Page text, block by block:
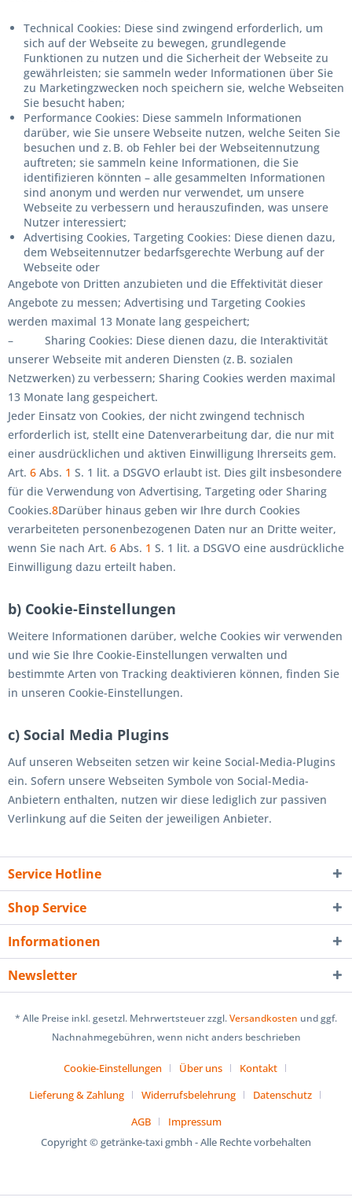
Technical Cookies: Diese sind zwingend erforderlich, um
sich auf der Webseite zu bewegen, grundlegende
Funktionen zu nutzen und die Sicherheit der Webseite zu
gewährleisten; sie sammeln weder Informationen über Sie
zu Marketingzwecken noch speichern sie, welche Webseiten
Sie besucht haben;
Performance Cookies: Diese sammeln Informationen
darüber, wie Sie unsere Webseite nutzen, welche Seiten Sie
besuchen und z. B. ob Fehler bei der Webseitennutzung
auftreten; sie sammeln keine Informationen, die Sie
identifizieren könnten – alle gesammelten Informationen
sind anonym und werden nur verwendet, um unsere
Webseite zu verbessern und herauszufinden, was unsere
Nutzer interessiert;
Advertising Cookies, Targeting Cookies: Diese dienen dazu,
dem Webseitennutzer bedarfsgerechte Werbung auf der
Webseite oder
Angebote von Dritten anzubieten und die Effektivität dieser
Angebote zu messen; Advertising und Targeting Cookies
werden maximal 13 Monate lang gespeichert;
– Sharing Cookies: Diese dienen dazu, die Interaktivität
unserer Webseite mit anderen Diensten (z. B. sozialen
Netzwerken) zu verbessern; Sharing Cookies werden maximal
13 Monate lang gespeichert.
Jeder Einsatz von Cookies, der nicht zwingend technisch
erforderlich ist, stellt eine Datenverarbeitung dar, die nur mit
einer ausdrücklichen und aktiven Einwilligung Ihrerseits gem.
Art. 6 Abs. 1 S. 1 lit. a DSGVO erlaubt ist. Dies gilt insbesondere
für die Verwendung von Advertising, Targeting oder Sharing
Cookies.8Darüber hinaus geben wir Ihre durch Cookies
verarbeiteten personenbezogenen Daten nur an Dritte weiter,
wenn Sie nach Art. 6 Abs. 1 S. 1 lit. a DSGVO eine ausdrückliche
Einwilligung dazu erteilt haben.
b) Cookie-Einstellungen
Weitere Informationen darüber, welche Cookies wir verwenden
und wie Sie Ihre Cookie-Einstellungen verwalten und
bestimmte Arten von Tracking deaktivieren können, finden Sie
in unseren Cookie-Einstellungen.
c) Social Media Plugins
Auf unseren Webseiten setzen wir keine Social-Media-Plugins
ein. Sofern unsere Webseiten Symbole von Social-Media-
Anbietern enthalten, nutzen wir diese lediglich zur passiven
Verlinkung auf die Seiten der jeweiligen Anbieter.
Service Hotline
Shop Service
Informationen
Newsletter
* Alle Preise inkl. gesetzl. Mehrwertsteuer zzgl.Versandkosten und ggf.
Nachnahmegebühren, wenn nicht anders beschrieben
Cookie-Einstellungen Über uns
Kontakt
Lieferung & Zahlung
Widerrufsbelehrung
Datenschutz
AGB
Impressum
Copyright © getränke-taxi gmbh - Alle Rechte vorbehalten